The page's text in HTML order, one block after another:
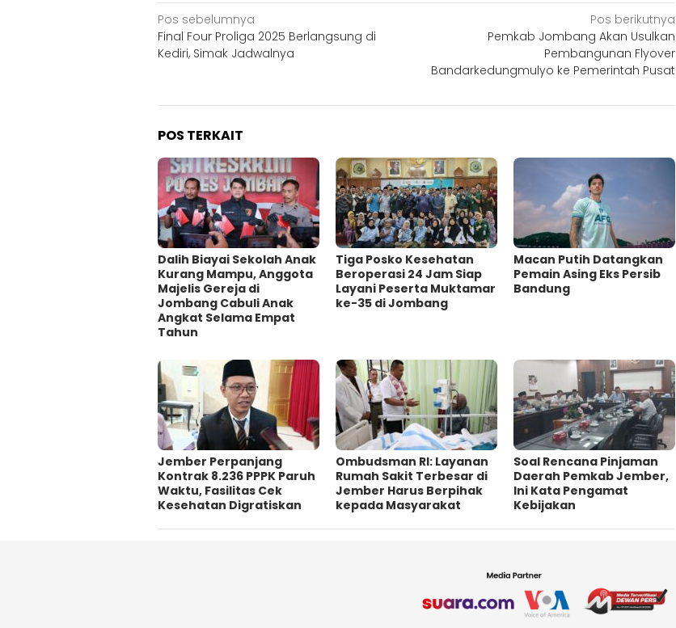
Navigasi
pos
Pos sebelumnya
Final Four Proliga 2025 Berlangsung di
Kediri, Simak Jadwalnya
Pos berikutnya
Pemkab Jombang Akan Usulkan
Pembangunan Flyover
Bandarkedungmulyo ke Pemerintah Pusat
POS TERKAIT
Dalih Biayai Sekolah Anak
Kurang Mampu, Anggota
Majelis Gereja di
Jombang Cabuli Anak
Angkat Selama Empat
Tahun
Tiga Posko Kesehatan
Beroperasi 24 Jam Siap
Layani Peserta Muktamar
ke-35 di Jombang
Macan Putih Datangkan
Pemain Asing Eks Persib
Bandung
Jember Perpanjang
Kontrak 8.236 PPPK Paruh
Waktu, Fasilitas Cek
Kesehatan Digratiskan
Ombudsman RI: Layanan
Rumah Sakit Terbesar di
Jember Harus Berpihak
kepada Masyarakat
‎Soal Rencana Pinjaman
Daerah Pemkab Jember,
Ini Kata Pengamat
Kebijakan ‎